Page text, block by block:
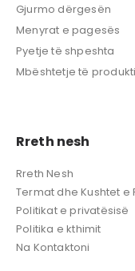
Gjurmo dërgesën
Menyrat e pagesës
Pyetje të shpeshta
Mbështetje të
Rreth nesh
Rreth Nesh
Termat dhe Kushtet e
Politikat e privatësisë
Politika e kthimit
Na Kontaktoni